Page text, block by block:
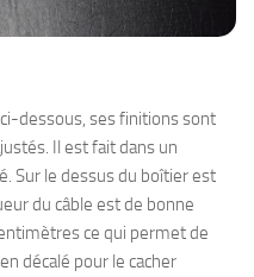
dessous, ses finitions sont
Il est fait dans un
Sur le dessus du boîtier est
du câble est de bonne
ce qui permet de
décalé pour le cacher